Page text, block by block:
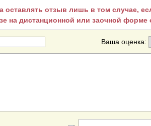
оставлять отзыв лишь в том случае,
на дистанционной или заочной форме
Ваша оценка: